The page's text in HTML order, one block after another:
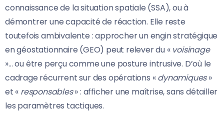
connaissance de la situation spatiale (SSA), ou à
démontrer une capacité de réaction. Elle reste
toutefois ambivalente : approcher un engin stratégique
en géostationnaire (GEO) peut relever du « voisinage
»… ou être perçu comme une posture intrusive. D’où le
cadrage récurrent sur des opérations «dynamiques»
et « responsables» : afficher une maîtrise, sans détailler
les paramètres tactiques.